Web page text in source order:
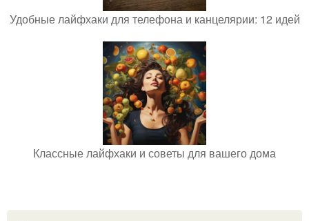
Удобные лайфхаки для телефона и канцелярии: 12 идей
Классные лайфхаки и советы для вашего дома